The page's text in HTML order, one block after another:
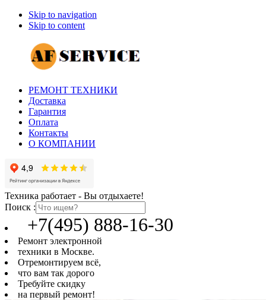
Skip to navigation
Skip to content
РЕМОНТ ТЕХНИКИ
Доставка
Гарантия
Оплата
Контакты
О КОМПАНИИ
Техника работает - Вы отдыхаете!
Поиск :
+7(495) 888-16-30
Ремонт электронной
техники в Москве.
Отремонтируем всё,
что вам так дорого
Требуйте скидку
на первый ремонт!